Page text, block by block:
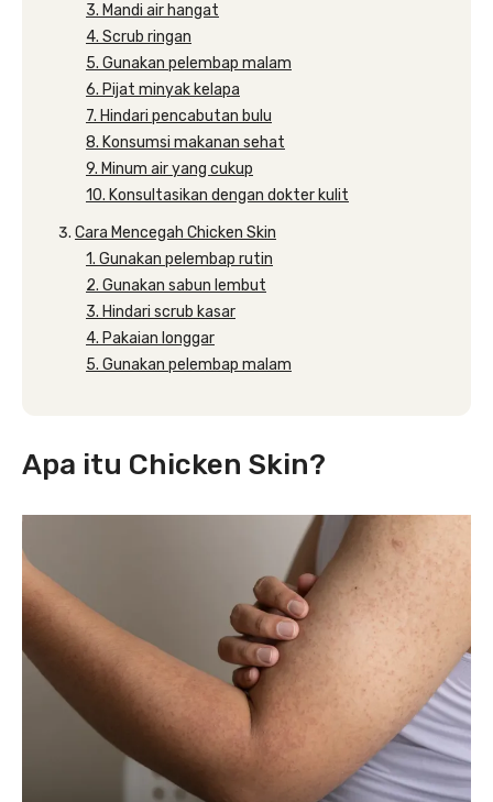
3. Mandi air hangat
4. Scrub ringan
5. Gunakan pelembap malam
6. Pijat minyak kelapa
7. Hindari pencabutan bulu
8. Konsumsi makanan sehat
9. Minum air yang cukup
10. Konsultasikan dengan dokter kulit
Cara Mencegah Chicken Skin
1. Gunakan pelembap rutin
2. Gunakan sabun lembut
3. Hindari scrub kasar
4. Pakaian longgar
5. Gunakan pelembap malam
Apa itu Chicken Skin?